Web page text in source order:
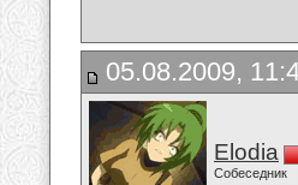
05.08.2009,
Elodia
Собеседник